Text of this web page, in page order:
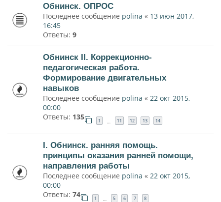
Обнинск. ОПРОС
Последнее сообщение polina « 13 июн 2017,
16:45
Ответы: 9
Обнинск II. Коррекционно-
педагогическая работа.
Формирование двигательных
навыков
Последнее сообщение polina « 22 окт 2015,
00:00
Ответы: 135 1 … 11 12 13 14
I. Обнинск. ранняя помощь.
принципы оказания ранней помощи,
направления работы
Последнее сообщение polina « 22 окт 2015,
00:00
Ответы: 74 1 5 6 7 8